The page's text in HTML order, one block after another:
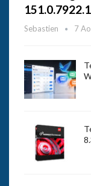
Sebastien 7